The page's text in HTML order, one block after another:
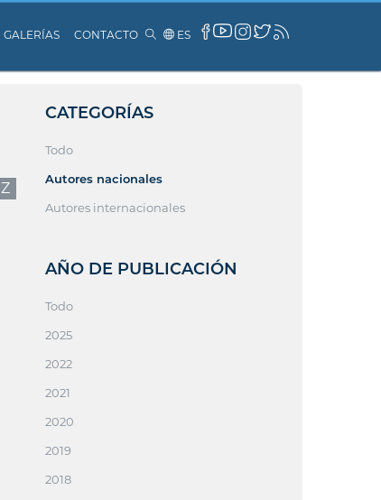
GALERÍAS CONTACTO ES
Z
CATEGORÍAS
Todo
Autores nacionales
Autores internacionales
AÑO DE PUBLICACIÓN
Todo
2025
2022
2021
2020
2019
2018